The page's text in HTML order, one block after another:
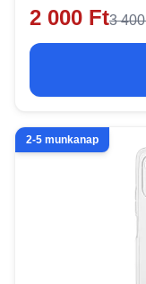
2 000 Ft3
2-5 munkanap